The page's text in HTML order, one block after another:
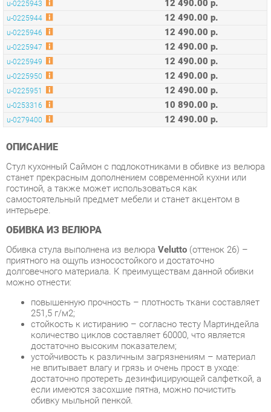
u-0225947 12 490.00 р.
u-0225949 12 490.00 р.
u-0225950 12 490.00 р.
u-0225951 12 490.00 р.
u-0253316 10 890.00 р.
u-0279400 12 490.00 р.
ОПИСАНИЕ
Стул кухонный Саймон с подлокотниками в обивке из велюра
гостиной, а также может использоваться как
самостоятельный предмет мебели и станет акцентом в
интерьере.
ОБИВКА ИЗ ВЕЛЮРА
Обивка стула выполнена из велюраVelutto(оттенок 26) –
приятного на ощупь износостойкого и достаточно
можно отнести:
повышенную прочность – плотность ткани составляет
251,5 г/м2;
стойкость к истиранию – согласно тесту Мартиндейла
количество циклов составляет 60000, что является
устойчивость к различным загрязнениям – материал
не впитывает влагу и грязь и очень прост в уходе:
достаточно протереть дезинфицирующей салфеткой, а
если имеются засохшие пятна, можно почистить
обивку мыльной пенкой.
Прочный каркас и особый наполнитель
Каркас спинки выполнен из металлических прутьев. Такое
исполнение имеет ряд преимуществ: